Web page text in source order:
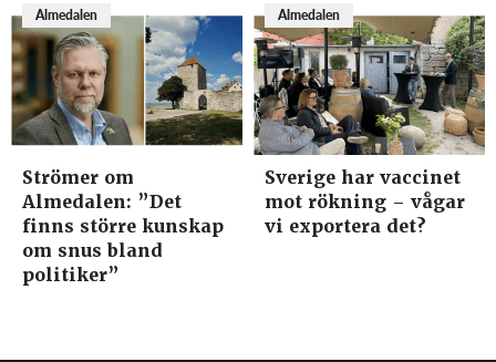
Almedalen
Strömer om
Almedalen: ”Det
finns större kunskap
om snus bland
politiker”
Almedalen
Sverige har vaccinet
mot rökning – vågar
vi exportera det?